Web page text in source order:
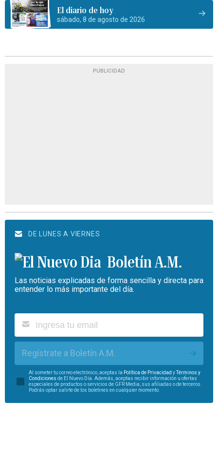
El diario de hoy
sábado, 8 de agosto de 2026
PUBLICIDAD
DE LUNES A VIERNES
Boletín A.M.
Las noticias explicadas de forma sencilla y directa para
entender lo más importante del día.
Regístrate a Boletín A.M.
Al someter tu correo electrónico, aceptas la Política de Privacidad y
Términos y
Condiciones de El Nuevo Día. Además, aceptas recibir información u ofertas
especiales de productos o servicios de GFR Media, sus afiliadas o de terceros.
Podrás optar salirte de los boletines en cualquier momento.